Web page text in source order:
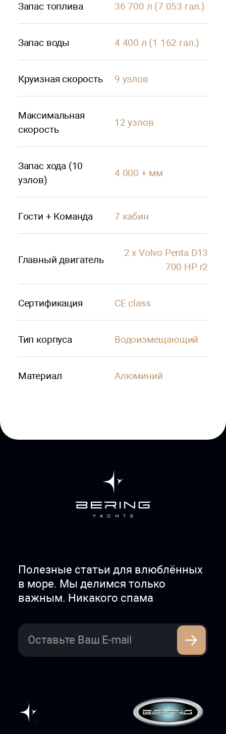
Запас топлива 36 700 л (7 053 гал.)
Запас воды 4 400 л (1 162 гал.)
Круизная скорость 9 узлов
Максимальная
скорость
12 узлов
Запас хода (10
узлов)
4 000 + мм
Гости + Команда 7 кабин
Главный двигатель
2 x Volvo Penta D13
700 HP r2
Сертификация CE class
Тип корпуса Водоизмещающий
Материал Алюминий
Полезные статьи для влюблённых
в море. Мы делимся только
важным. Никакого спама